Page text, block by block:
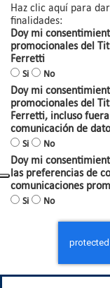
Haz clic aquí para
finalidades:
Doy mi
promocionales del
Ferretti
Si No
Doy mi
promocionales del
Ferretti, incluso
comunicación de
Si No
Doy mi
las preferencias de
comunicaciones
Si No